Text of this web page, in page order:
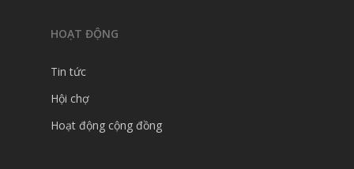
HOẠT ĐỘNG
Tin tức
Hội chợ
Hoạt động cộng đồng